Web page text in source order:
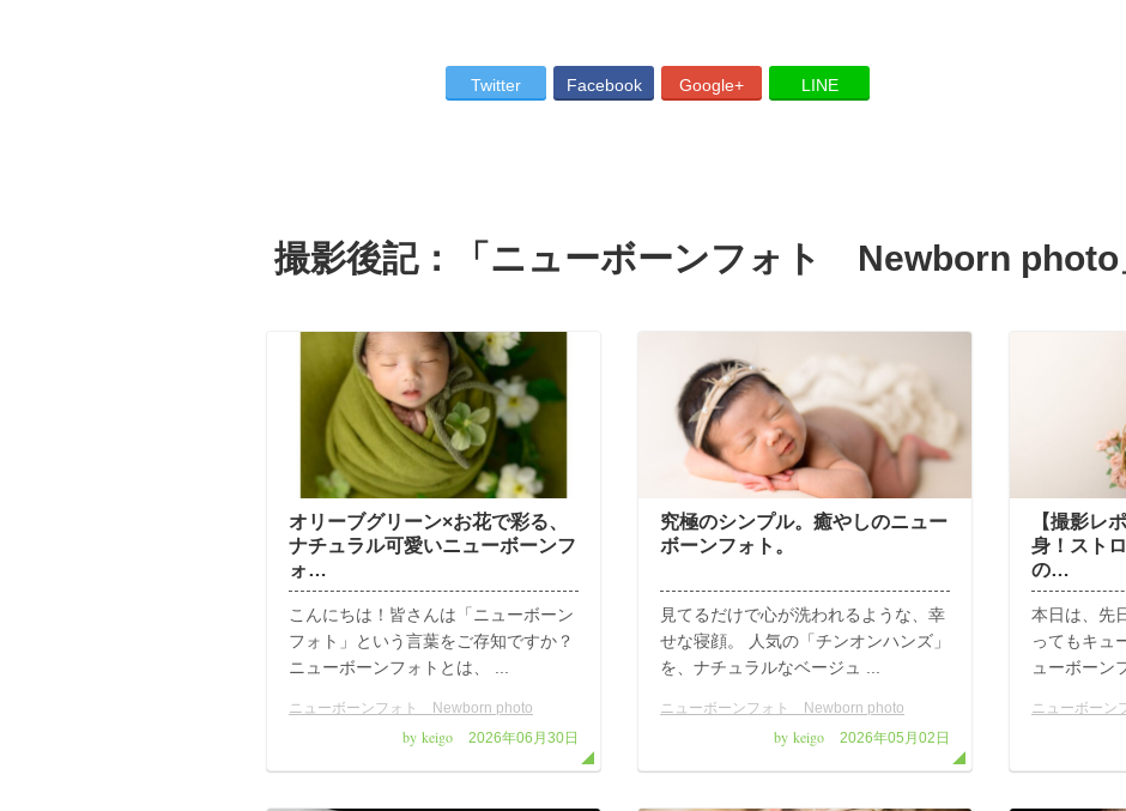
Twitter Facebook Google+ LINE
撮影後記：「 ニューボーンフォト Newborn photo
オリーブグリーン×お花で彩る、
ナチュラル可愛いニューボーンフ
ォ…
こんにちは！皆さんは「ニューボーン
フォト」という言葉をご存知ですか？
ニューボーンフォトとは、 ...
ニューボーンフォト Newborn photo
by keigo 2026年06月30日
究極のシンプル。癒やしのニュー
ボーンフォト。
見てるだけで心が洗われるような、幸
せな寝顔。 人気の「チンオンハンズ」
を、ナチュラルなベージュ ...
ニューボーンフォト Newborn photo
by keigo 2026年05月02日
【撮影レ
身！スト
の…
本日は、先
ってもキュ
ューボーン
ニューボー